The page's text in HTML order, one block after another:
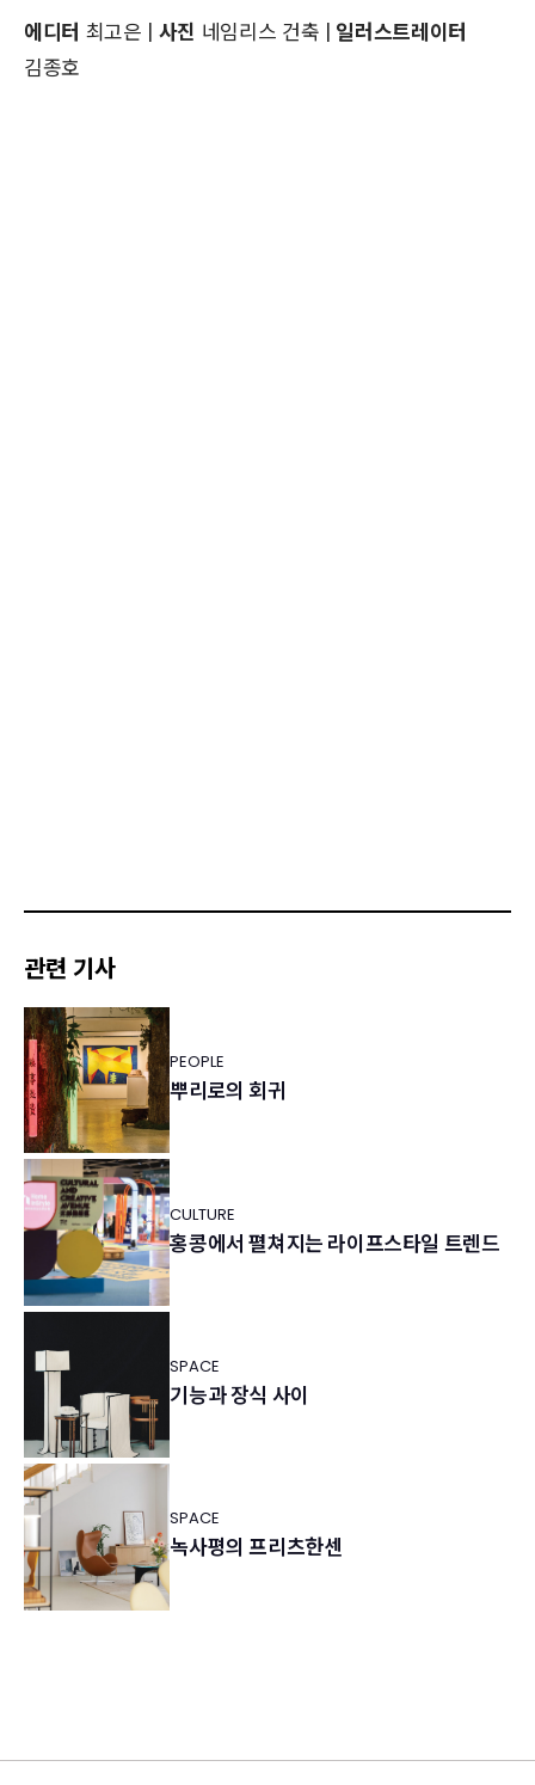
에디터 최고은 | 사진 네임리스 건축 | 일러스트레이터
김종호
관련 기사
PEOPLE
뿌리로의 회귀
CULTURE
홍콩에서 펼쳐지는 라이프스타일 트렌드
SPACE
기능과 장식 사이
SPACE
녹사평의 프리츠한센